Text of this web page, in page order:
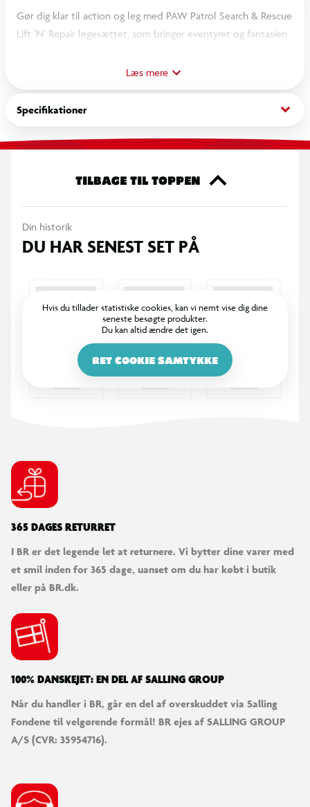
Gør dig klar til action og leg med PAW Patrol Search & Rescue
Lift ’N’ Repair legesættet, som bringer eventyret og fantasien
indeholder dette sæt en eksklusiv 9 cm høj Ryder-figur i sin
redningsuniform og hans trofaste ATV-køretøj. Børn kan køre
Ryder op på platformen, løfte ham op til reparationsstationen
og bruge kloarmen til at udføre sjove reparationer. Når det er
færdigt, sendes han ned ad rampen og ud på nye eventyr.
redningsmissioner fyldt med action. Derudover passer sættet
større missioner. Genoplev ikoniske øjeblikke fra PAW Patrol
sæsoner som Fire Rescue og PAW Patrol-filmen, eller skab
tilhørende biler – for timevis af turbo-opladede oplevelser
inspireret af serien.
Læs mere
Specifikationer keyboard_arrow_down
TILBAGE TIL TOPPEN
Din historik
DU HAR SENEST SET PÅ
Hvis du tillader statistiske cookies, kan vi nemt vise dig dine
seneste besøgte produkter.
Du kan altid ændre det igen.
RET COOKIE SAMTYKKE
365 DAGES RETURRET
I BR er det legende let at returnere. Vi bytter dine varer med
et smil inden for 365 dage, uanset om du har købt i butik
eller på BR.dk.
100% DANSKEJET: EN DEL AF SALLING GROUP
Når du handler i BR, går en del af overskuddet via Salling
Fondene til velgørende formål! BR ejes af SALLING GROUP
A/S (CVR: 35954716).